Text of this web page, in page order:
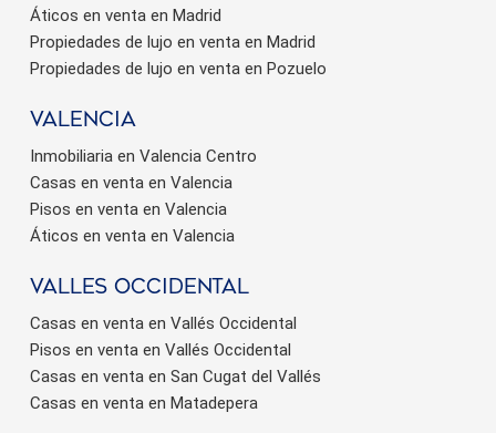
Áticos en venta en Madrid
Propiedades de lujo en venta en Madrid
Propiedades de lujo en venta en Pozuelo
valencia
Inmobiliaria en Valencia Centro
Casas en venta en Valencia
Pisos en venta en Valencia
Áticos en venta en Valencia
valles occidental
Casas en venta en Vallés Occidental
Pisos en venta en Vallés Occidental
Casas en venta en San Cugat del Vallés
Casas en venta en Matadepera